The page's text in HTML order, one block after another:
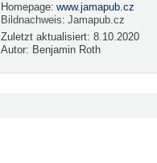
Homepage: www.jamapub.cz
Bildnachweis: Jamapub.cz
Zuletzt aktualisiert: 8.10.2020
Autor: Benjamin Roth